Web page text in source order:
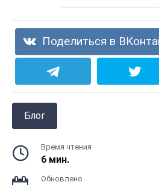
Поделиться в
Блог
Время чтения
6 мин.
Обновлено